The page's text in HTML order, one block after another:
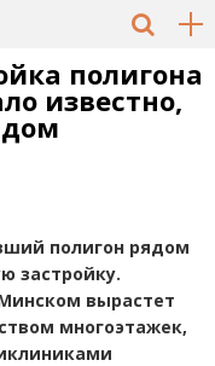
полигона
известно,
полигон рядом
застройку.
вырастет
многоэтажек,